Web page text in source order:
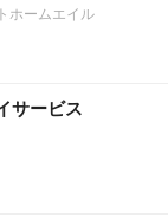
ホームエイル
サービス